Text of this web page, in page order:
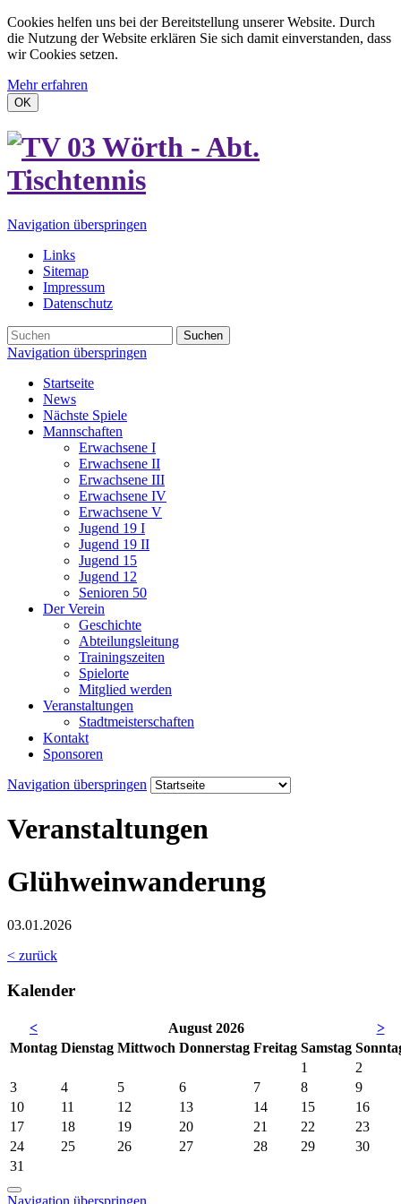
Cookies helfen uns bei der Bereitstellung unserer Website. Durch
die Nutzung der Website erklären Sie sich damit einverstanden, dass
wir Cookies setzen.
Mehr erfahren
OK
Navigation überspringen
Links
Sitemap
Impressum
Datenschutz
Suchen
Navigation überspringen
Startseite
News
Nächste Spiele
Mannschaften
Erwachsene I
Erwachsene II
Erwachsene III
Erwachsene IV
Erwachsene V
Jugend 19 I
Jugend 19 II
Jugend 15
Jugend 12
Senioren 50
Der Verein
Geschichte
Abteilungsleitung
Trainingszeiten
Spielorte
Mitglied werden
Veranstaltungen
Stadtmeisterschaften
Kontakt
Sponsoren
Navigation überspringen
Veranstaltungen
Glühweinwanderung
03.01.2026
< zurück
Kalender
< August 2026
>
Montag Dienstag Mittwoch Donnerstag Freitag Samstag So
1
2
3
4 5 6 7 8
9
10
11 12 13 14 15
16
17
18 19 20 21 22
23
24
25 26 27 28 29
30
31
Navigation überspringen